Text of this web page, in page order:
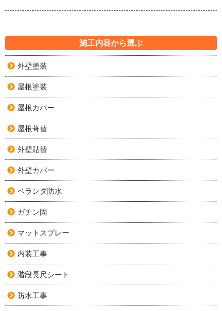
施工内容から選ぶ
外壁塗装
屋根塗装
屋根カバー
屋根葺替
外壁貼替
外壁カバー
ベランダ防水
ガチン固
マットスプレー
内装工事
階段長尺シート
防水工事